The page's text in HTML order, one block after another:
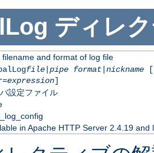
ディレ
filename and format of log file
file| pipe format| nickname
expression]
設定ファイル
in Apache HTTP Server 2.4.19 and